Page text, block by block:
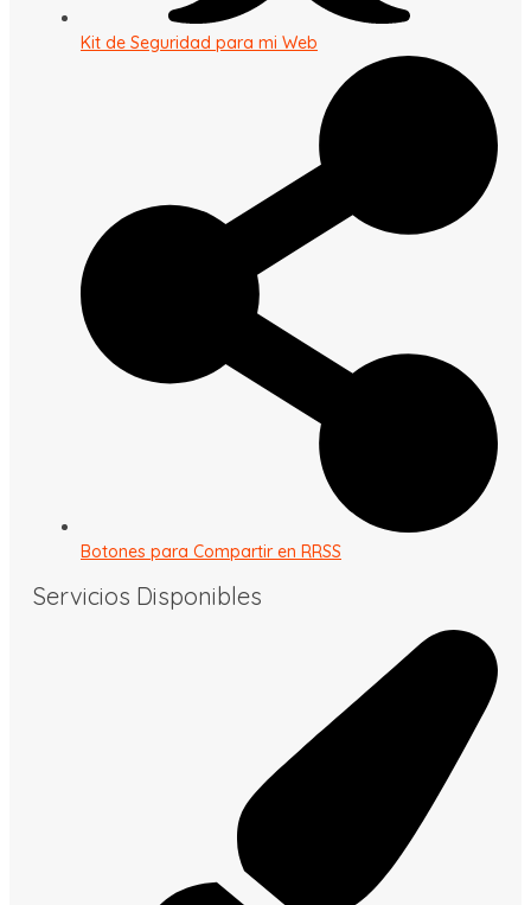
Kit de Seguridad para mi Web
Botones para Compartir en RRSS
Servicios Disponibles